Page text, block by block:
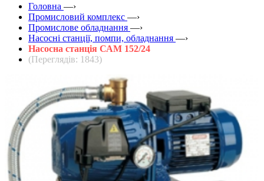
Головна —›
Промисловий комплекс —›
Промислове обладнання —›
Насосні станції, помпи, обладнання —›
Насосна станція САМ 152/24
(Переглядів: 1843)